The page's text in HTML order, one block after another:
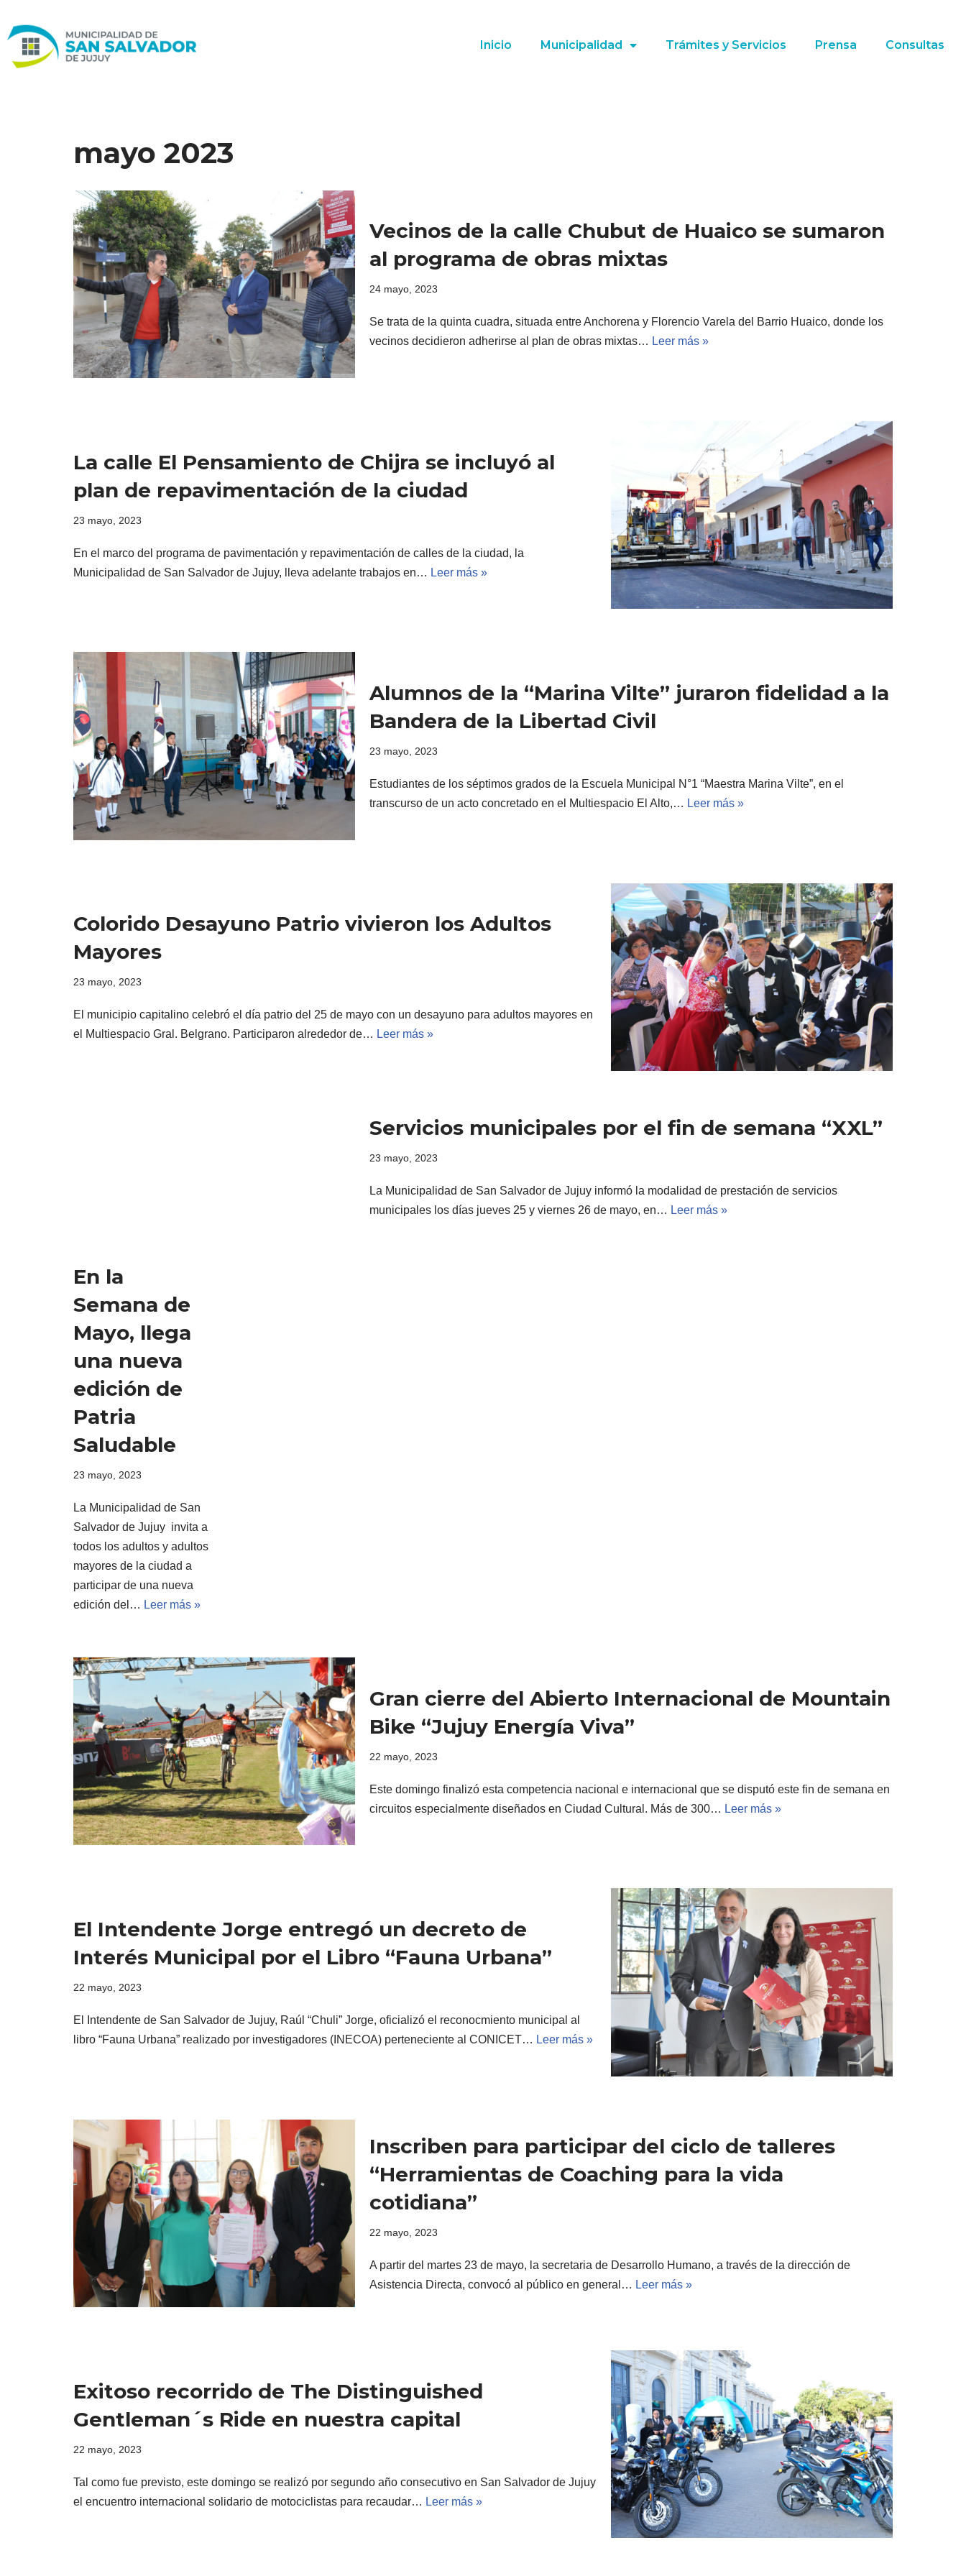
Ir
al
Inicio Municipalidad Trámites y Servicios Prensa Consultas
mayo 2023
Vecinos de la calle Chubut de Huaico se sumaron
al programa de obras mixtas
24 mayo, 2023
Se trata de la quinta cuadra, situada entre Anchorena y Florencio Varela del Barrio Huaico, donde los
vecinos decidieron adherirse al plan de obras mixtas… Leer más »
La calle El Pensamiento de Chijra se incluyó al
plan de repavimentación de la ciudad
23 mayo, 2023
En el marco del programa de pavimentación y repavimentación de calles de la ciudad, la
Municipalidad de San Salvador de Jujuy, lleva adelante trabajos en… Leer más »
Alumnos de la “Marina Vilte” juraron fidelidad a la
Bandera de la Libertad Civil
23 mayo, 2023
Estudiantes de los séptimos grados de la Escuela Municipal N°1 “Maestra Marina Vilte”, en el
transcurso de un acto concretado en el Multiespacio El Alto,… Leer más »
Colorido Desayuno Patrio vivieron los Adultos
Mayores
23 mayo, 2023
El municipio capitalino celebró el día patrio del 25 de mayo con un desayuno para adultos mayores en
el Multiespacio Gral. Belgrano. Participaron alrededor de… Leer más »
Servicios municipales por el fin de semana “XXL”
23 mayo, 2023
La Municipalidad de San Salvador de Jujuy informó la modalidad de prestación de servicios
municipales los días jueves 25 y viernes 26 de mayo, en… Leer más »
En la
Semana de
Mayo, llega
una nueva
edición de
Patria
Saludable
23 mayo, 2023
La Municipalidad de San
Salvador de Jujuy invita a
todos los adultos y adultos
mayores de la ciudad a
participar de una nueva
edición del… Leer más »
Gran cierre del Abierto Internacional de Mountain
Bike “Jujuy Energía Viva”
22 mayo, 2023
Este domingo finalizó esta competencia nacional e internacional que se disputó este fin de semana en
circuitos especialmente diseñados en Ciudad Cultural. Más de 300… Leer más »
El Intendente Jorge entregó un decreto de
Interés Municipal por el Libro “Fauna Urbana”
22 mayo, 2023
El Intendente de San Salvador de Jujuy, Raúl “Chuli” Jorge, oficializó el reconocmiento municipal al
libro “Fauna Urbana” realizado por investigadores (INECOA) perteneciente al CONICET… Leer más »
Inscriben para participar del ciclo de talleres
“Herramientas de Coaching para la vida
cotidiana”
22 mayo, 2023
A partir del martes 23 de mayo, la secretaria de Desarrollo Humano, a través de la dirección de
Asistencia Directa, convocó al público en general… Leer más »
Exitoso recorrido de The Distinguished
Gentleman´s Ride en nuestra capital
22 mayo, 2023
Tal como fue previsto, este domingo se realizó por segundo año consecutivo en San Salvador de Jujuy
el encuentro internacional solidario de motociclistas para recaudar… Leer más »